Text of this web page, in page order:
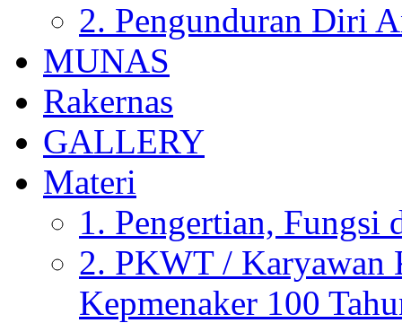
2. Pengunduran Diri
MUNAS
Rakernas
GALLERY
Materi
1. Pengertian, Fungsi
2. PKWT /
Kepmenaker 100